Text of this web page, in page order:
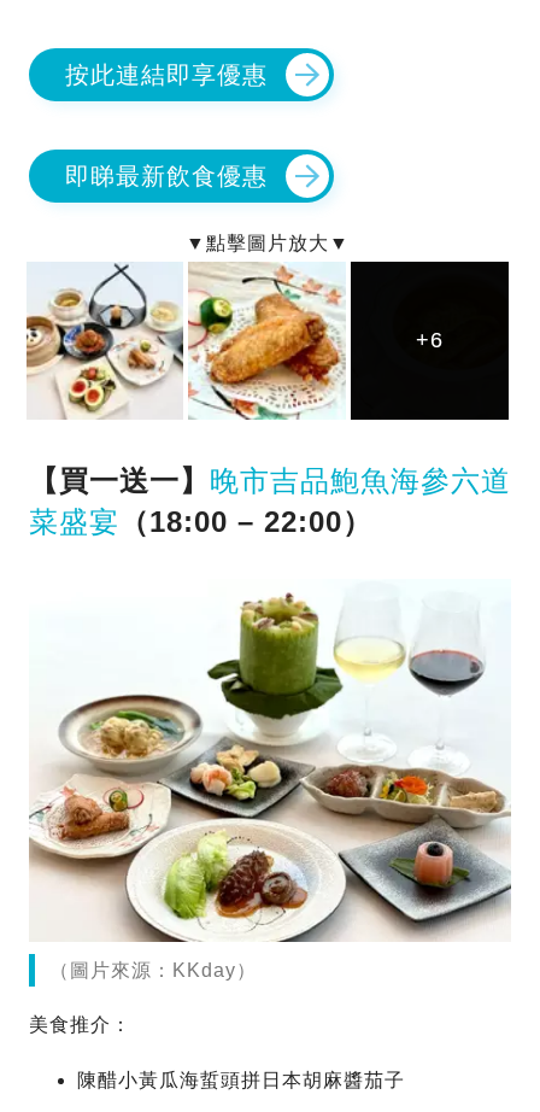
按此連結即享優惠
即睇最新飲食優惠
+6
+6
+6
【買一送一】 晚市吉品鮑魚海參六道
菜盛宴 （18:00 – 22:00）
（圖片來源：KKday）
美食推介：
陳醋小黃瓜海蜇頭拼日本胡麻醬茄子